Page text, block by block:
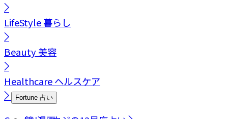
LifeStyle暮らし
Beauty美容
Healthcareヘルスケア
Fortune 占い